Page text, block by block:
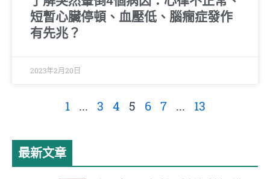
短暫心臟停頓、血壓低、腦癇症發作
有先兆？
2023年2月20日
1 ... 3 4 5 6 7 ... 13
最新文章